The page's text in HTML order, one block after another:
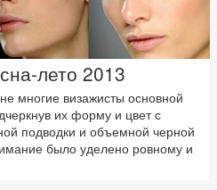
лето 2013
многие визажисты основной
их форму и цвет с
подводки и объемной черной
было уделено ровному и